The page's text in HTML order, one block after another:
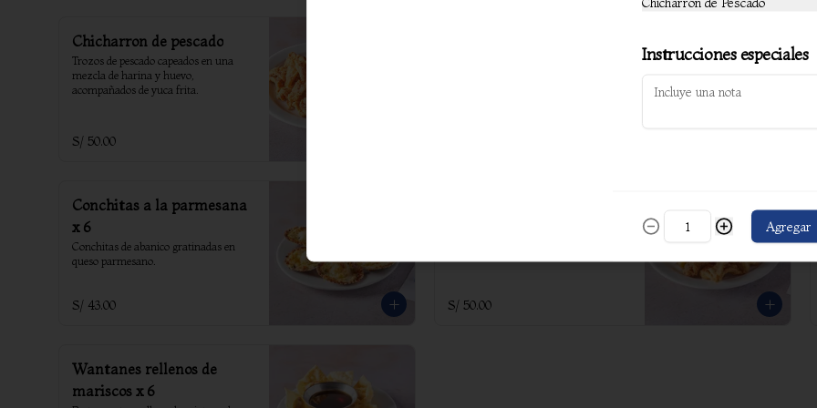
Chicharron de pescado
Trozos de pescado capeados en una
mezcla de harina y huevo,
acompañados de yuca frita.
S/ 50.00
Conchitas a la parmesana
x 6
Conchitas de abanico gratinadas en
queso parmesano.
S/ 43.00 S/ 50.00
Wantanes rellenos de
mariscos x 6
Instrucciones especiales
Agregar